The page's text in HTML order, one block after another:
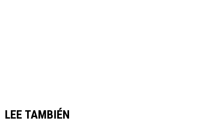
LEE TAMBIÉN